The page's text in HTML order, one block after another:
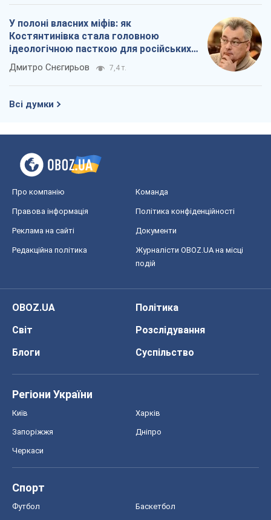
У полоні власних міфів: як
Костянтинівка стала головною
ідеологічною пасткою для російських
окупантів
Дмитро Снєгирьов 7,4 т.
Всі думки
Про компанію Команда
Правова інформація Політика конфіденційності
Реклама на сайті Документи
Редакційна політика
Журналісти OBOZ.UA на місці
подій
OBOZ.UA
Політика
Світ
Розслідування
Блоги
Суспільство
Регіони України
Київ Харків
Запоріжжя Дніпро
Черкаси
Спорт
Футбол Баскетбол